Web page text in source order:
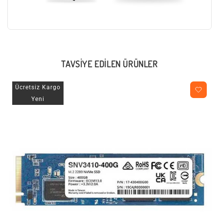
TAVSIYE EDILEN ÜRÜNLER
Ücretsiz Kargo
Yeni